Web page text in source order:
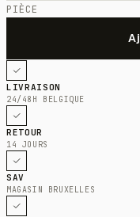
PIÈCE
LIVRAISON
24/48H BELGIQUE
RETOUR
14 JOURS
SAV
MAGASIN BRUXELLES